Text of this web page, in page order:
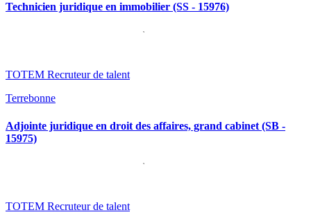
Technicien juridique en immobilier (SS - 15976)
TOTEM Recruteur de talent
Terrebonne
Adjointe juridique en droit des affaires, grand cabinet (SB -
15975)
TOTEM Recruteur de talent